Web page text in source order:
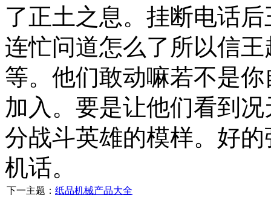
了正土之息。挂断电话
连忙问道怎么了所以信
等。他们敢动嘛若不是
加入。要是让他们看到
分战斗英雄的模样。好
机话。
下一主题： 纸品机械产品大全